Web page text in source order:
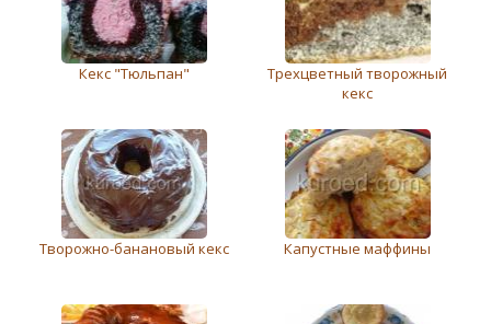
Кекс "Тюльпан"
Трехцветный творожный
кекс
Творожно-банановый кекс Капустные маффины